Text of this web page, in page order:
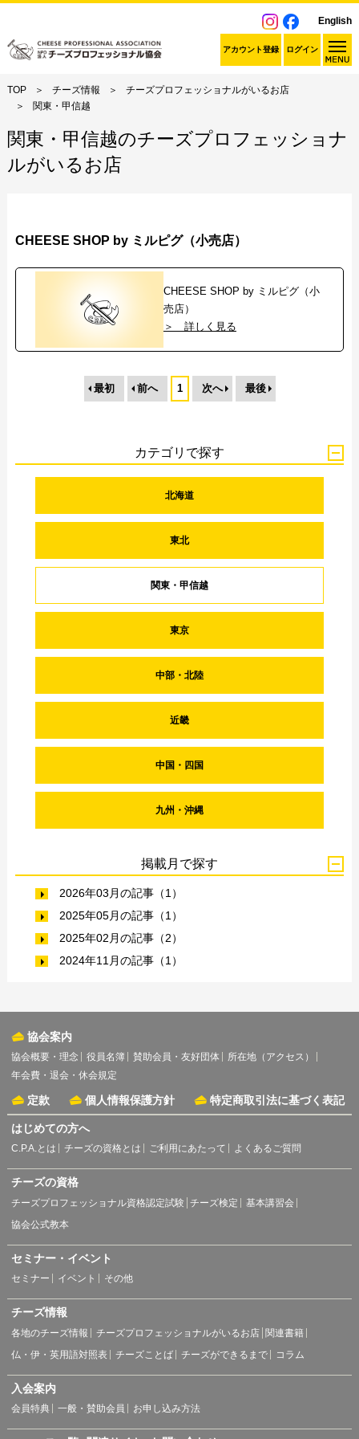
English
アカウント登録 ログイン
TOP チーズ情報
チーズプロフェッショナルがいるお店
関東・甲信越
関東・甲信越のチーズプロフェッショナ
ルがいるお店
CHEESE SHOP by ミルピグ（小売店）
CHEESE SHOP by ミルピグ（小
売店）
＞ 詳しく見る
最初 前へ 1 次へ 最後
カテゴリで探す
北海道
東北
関東・甲信越
東京
中部・北陸
近畿
中国・四国
九州・沖縄
掲載月で探す
2026年03月の記事（1）
2025年05月の記事（1）
2025年02月の記事（2）
2024年11月の記事（1）
協会案内
協会概要・理念 役員名簿 賛助会員・友好団体
所在地（アクセス）
年会費・退会・休会規定
定款 個人情報保護方針 特定商取引法に基づく表記
はじめての方へ
C.P.A.とは チーズの資格とは ご利用にあたって よくあるご質問
チーズの資格
チーズプロフェッショナル資格認定試験 チーズ検定
基本講習会
協会公式教本
セミナー・イベント
セミナー イベント その他
チーズ情報
各地のチーズ情報 チーズプロフェッショナルがいるお店 関連書籍
仏・伊・英用語対照表
チーズことば チーズができるまで コラム
入会案内
会員特典 一般・賛助会員 お申し込み方法